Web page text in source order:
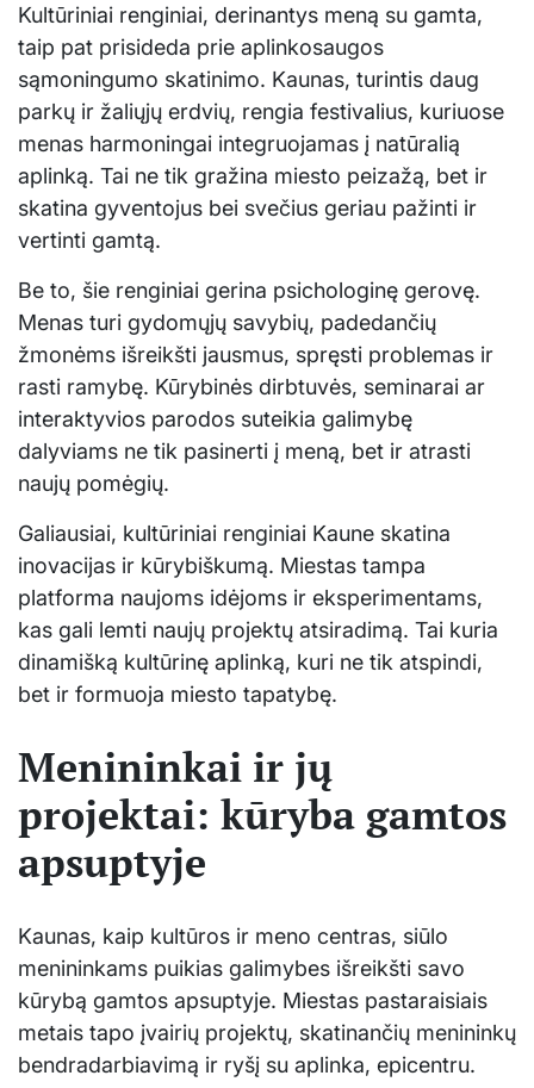
Kultūriniai renginiai, derinantys meną su gamta,
taip pat prisideda prie aplinkosaugos
sąmoningumo skatinimo. Kaunas, turintis daug
parkų ir žaliųjų erdvių, rengia festivalius, kuriuose
menas harmoningai integruojamas į natūralią
aplinką. Tai ne tik gražina miesto peizažą, bet ir
skatina gyventojus bei svečius geriau pažinti ir
vertinti gamtą.
Be to, šie renginiai gerina psichologinę gerovę.
Menas turi gydomųjų savybių, padedančių
žmonėms išreikšti jausmus, spręsti problemas ir
rasti ramybę. Kūrybinės dirbtuvės, seminarai ar
interaktyvios parodos suteikia galimybę
dalyviams ne tik pasinerti į meną, bet ir atrasti
naujų pomėgių.
Galiausiai, kultūriniai renginiai Kaune skatina
inovacijas ir kūrybiškumą. Miestas tampa
platforma naujoms idėjoms ir eksperimentams,
kas gali lemti naujų projektų atsiradimą. Tai kuria
dinamišką kultūrinę aplinką, kuri ne tik atspindi,
bet ir formuoja miesto tapatybę.
Menininkai ir jų
projektai: kūryba gamtos
apsuptyje
Kaunas, kaip kultūros ir meno centras, siūlo
menininkams puikias galimybes išreikšti savo
kūrybą gamtos apsuptyje. Miestas pastaraisiais
metais tapo įvairių projektų, skatinančių menininkų
bendradarbiavimą ir ryšį su aplinka, epicentru.